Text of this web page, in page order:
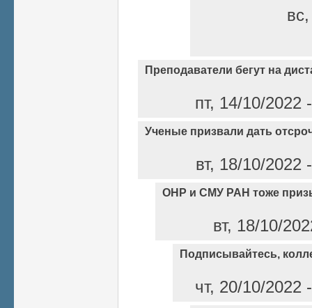
Преподаватели бегут на
пт, 14/10/
Ученые призвали дать
вт, 18/10/
ОНР и СМУ РАН тоже
вт, 18/10/
Подписывайтесь,
чт, 20/10/